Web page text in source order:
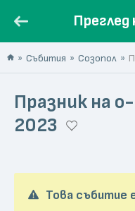
Преглед
Събития Созопол
Празник на
2023
Това събитие